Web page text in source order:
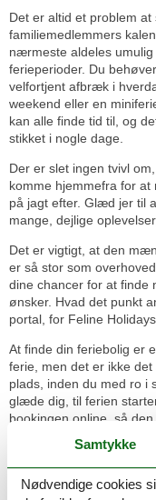
Det er altid et problem
familiemedlemmers
nærmeste aldeles
ferieperioder. Du
velfortjent afbræk i
weekend eller en
kan alle finde tid til, og
stikket i nogle dage.
Der er slet ingen tvivl
komme hjemmefra for
på jagt efter. Glæd jer til
mange, dejlige
Det er vigtigt, at den
er så stor som
dine chancer for at finde
ønsker. Hvad det punkt
portal, for Feline
At finde din feriebolig er
ferie, men det er ikke
plads, inden du med ro i
glæde dig, til ferien
bookingen online, så
bl.a. kan
Samtykke
Nødvendige cookies